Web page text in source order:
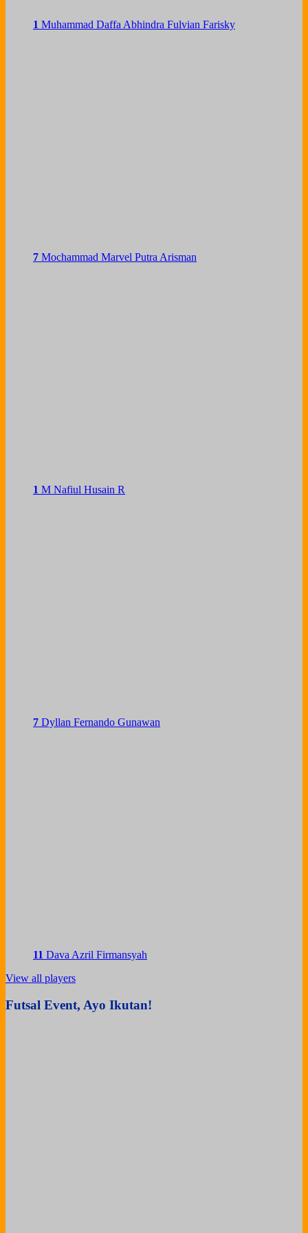
1 Muhammad Daffa Abhindra Fulvian Farisky
7 Mochammad Marvel Putra Arisman
1 M Nafiul Husain R
7 Dyllan Fernando Gunawan
11 Dava Azril Firmansyah
View all players
Futsal Event, Ayo Ikutan!